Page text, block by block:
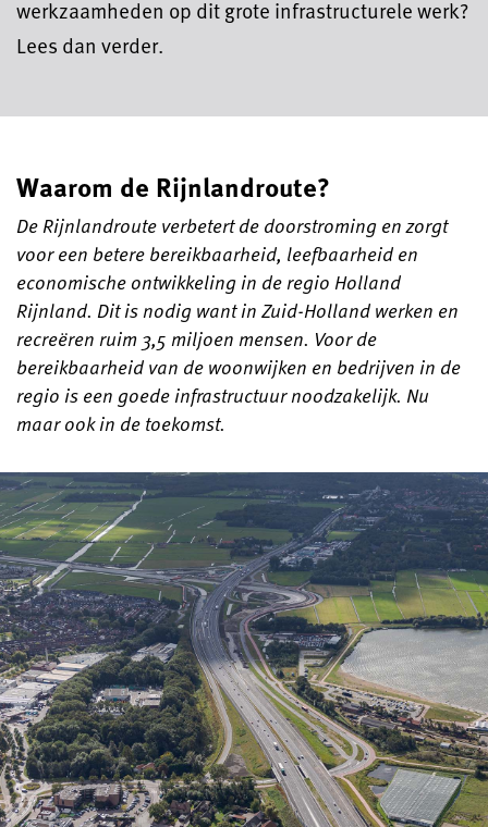
werkzaamheden op dit grote infrastructurele werk?
Lees dan verder.
Waarom de Rijnlandroute?
De Rijnlandroute verbetert de doorstroming en zorgt
voor een betere bereikbaarheid, leefbaarheid en
economische ontwikkeling in de regio Holland
Rijnland. Dit is nodig want in Zuid-Holland werken en
recreëren ruim 3,5 miljoen mensen. Voor de
bereikbaarheid van de woonwijken en bedrijven in de
regio is een goede infrastructuur noodzakelijk. Nu
maar ook in de toekomst.